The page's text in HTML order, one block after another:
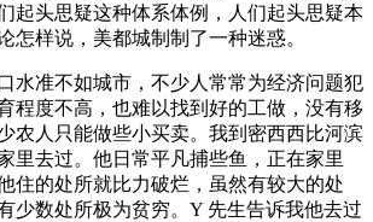
起头思疑这种体系体例，人们起头思疑本
怎样说，美都城制制了一种迷惑。
准不如城市，不少人常常为经济问题犯
程度不高，也难以找到好的工做，没有移
农人只能做些小买卖。我到密西西比河滨
里去过。他日常平凡捕些鱼，正在家里
住的处所就比力破烂，虽然有较大的处
少数处所极为贫穷。Y 先生告诉我他去过